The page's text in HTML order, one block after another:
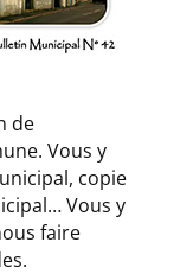
de
Vous y
copie
Vous y
faire